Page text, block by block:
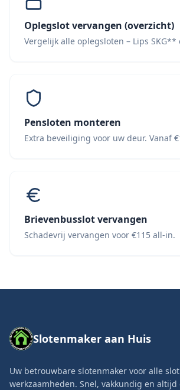
Oplegslot vervangen (overzicht)
Vergelijk alle oplegsloten – Lips SKG**
Pensloten monteren
Extra beveiliging voor uw deur. Vanaf
Brievenbusslot vervangen
Schadevrij vervangen voor €115 all-in.
Slotenmaker aan Huis
Uw betrouwbare slotenmaker voor alle
werkzaamheden. Snel, vakkundig en